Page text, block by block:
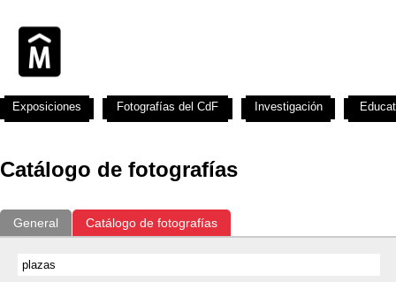
Catálogo de fotografías
General Catálogo de fotografías
Exposiciones Fotografías del CdF Investigación